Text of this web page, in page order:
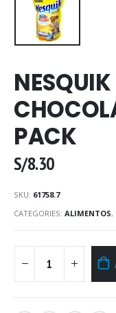
PACK
S/8.30
SKU: 61758.7
CATEGORIES: ALIMENTOS,